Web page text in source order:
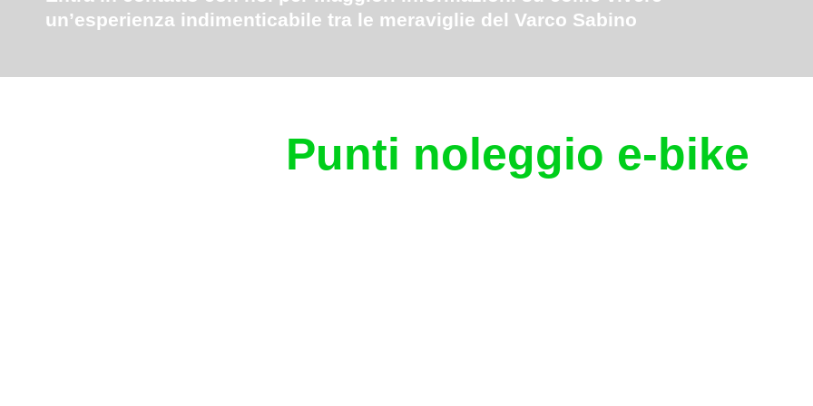
un’esperienza indimenticabile tra le meraviglie del Varco Sabino
Punti noleggio e-bike